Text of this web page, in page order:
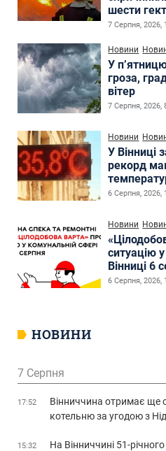
шести
7 Серпня, 2026,
Новини
У
гроза,
вітер
7 Серпня, 2026,
Новини
У Вінниці
рекорд
6 Серпня, 2026,
Новини
ситуацію
Вінниці 6
6 Серпня, 2026,
НОВИНИ
7 Серпня
17:52
Вінниччина отримає ще
котельню за угодою з
15:32
На Вінниччині 51-